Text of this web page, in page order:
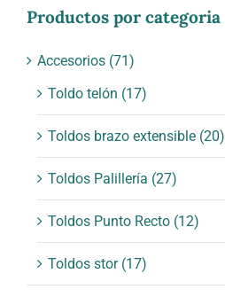
Productos por categoria
Accesorios (71)
Toldo telón (17)
Toldos brazo extensible (20)
Toldos Palillería (27)
Toldos Punto Recto (12)
Toldos stor (17)